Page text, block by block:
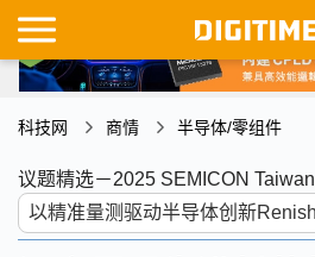
科技网 商情 半导体/零组件
议题精选－2025 SEMICON Taiwan